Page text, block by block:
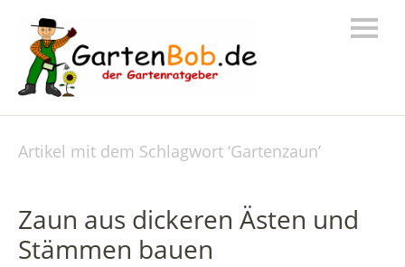
Artikel mit dem Schlagwort ‘Gartenzaun’
Zaun aus dickeren Ästen und
Stämmen bauen